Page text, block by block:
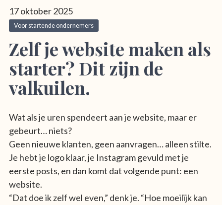
17 oktober 2025
Voor startende ondernemers
Zelf je website maken als
starter? Dit zijn de
valkuilen.
Wat als je uren spendeert aan je website, maar er
gebeurt… niets?
Geen nieuwe klanten, geen aanvragen… alleen stilte.
Je hebt je logo klaar, je Instagram gevuld met je
eerste posts, en dan komt dat volgende punt: een
website.
“Dat doe ik zelf wel even,” denk je. “Hoe moeilijk kan